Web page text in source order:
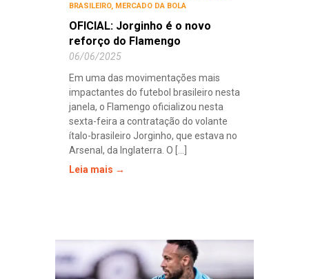
BRASILEIRO, MERCADO DA BOLA
OFICIAL: Jorginho é o novo
reforço do Flamengo
06/06/2025
Em uma das movimentações mais
impactantes do futebol brasileiro nesta
janela, o Flamengo oficializou nesta
sexta-feira a contratação do volante
ítalo-brasileiro Jorginho, que estava no
Arsenal, da Inglaterra. O [...]
Leia mais →